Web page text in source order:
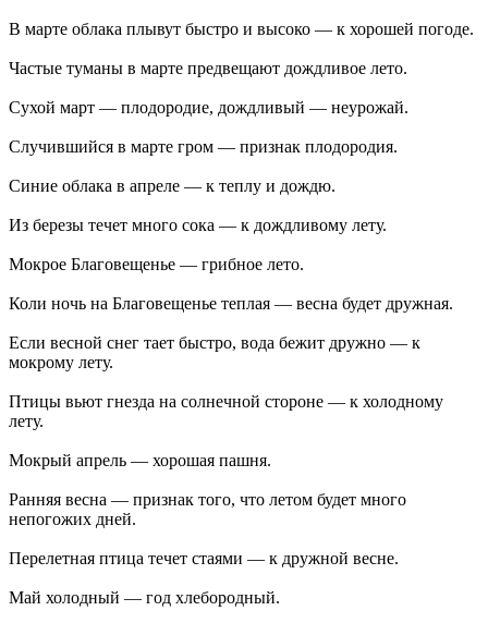
В марте облака плывут быстро и высоко — к хорошей погоде.
Частые туманы в марте предвещают дождливое лето.
Сухой март — плодородие, дождливый — неурожай.
Случившийся в марте гром — признак плодородия.
Синие облака в апреле — к теплу и дождю.
Из березы течет много сока — к дождливому лету.
Мокрое Благовещенье — грибное лето.
Коли ночь на Благовещенье теплая — весна будет дружная.
Если весной снег тает быстро, вода бежит дружно — к
мокрому лету.
Птицы вьют гнезда на солнечной стороне — к холодному
лету.
Мокрый апрель — хорошая пашня.
Ранняя весна — признак того, что летом будет много
непогожих дней.
Перелетная птица течет стаями — к дружной весне.
Май холодный — год хлебородный.